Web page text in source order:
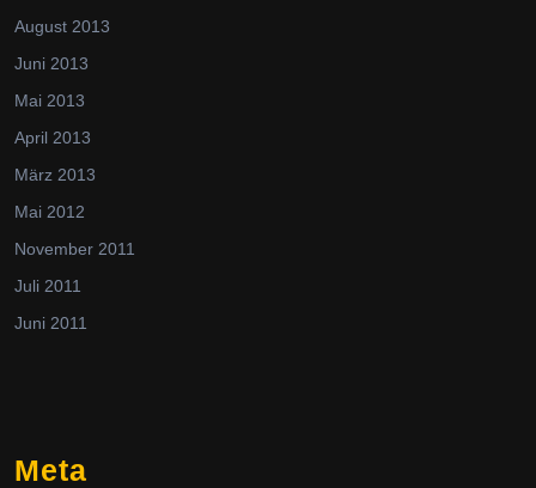
August 2013
Juni 2013
Mai 2013
April 2013
März 2013
Mai 2012
November 2011
Juli 2011
Juni 2011
Meta